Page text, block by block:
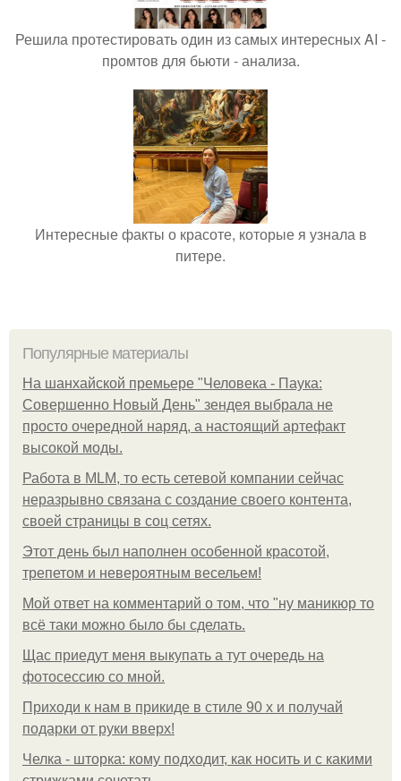
Решила протестировать один из самых интересных AI -
промтов для бьюти - анализа.
Интересные факты о красоте, которые я узнала в
питере.
Популярные материалы
На шанхайской премьере "Человека - Паука:
Совершенно Новый День" зендея выбрала не
просто очередной наряд, а настоящий артефакт
высокой моды.
Работа в MLM, то есть сетевой компании сейчас
неразрывно связана с создание своего контента,
своей страницы в соц сетях.
Этот день был наполнен особенной красотой,
трепетом и невероятным весельем!
Мой ответ на комментарий о том, что "ну маникюр то
всё таки можно было бы сделать.
Щас приедут меня выкупать а тут очередь на
фотосессию со мной.
Приходи к нам в прикиде в стиле 90 х и получай
подарки от руки вверх!
Челка - шторка: кому подходит, как носить и с какими